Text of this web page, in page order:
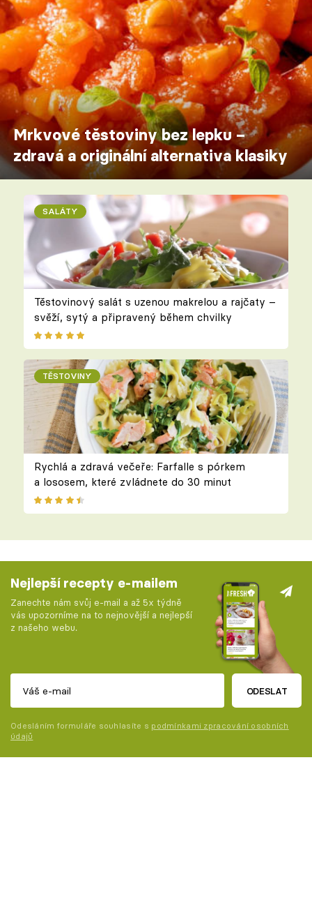
Mrkvové těstoviny bez lepku –
zdravá a originální alternativa klasiky
SALÁTY
Těstovinový salát s uzenou makrelou a rajčaty –
svěží, sytý a připravený během chvilky
TĚSTOVINY
Rychlá a zdravá večeře: Farfalle s pórkem
a lososem, které zvládnete do 30 minut
Nejlepší recepty e-mailem
Zanechte nám svůj e-mail a až 5x týdně
vás upozorníme na to nejnovější a nejlepší
z našeho webu.
ODESLAT
Odesláním formuláře souhlasíte s podmínkami zpracování osobních
údajů